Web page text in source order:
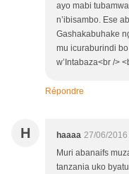
ayo mabi
n’ibisambo. Ese
Gashakabuhake
mu icuraburindi
w’Intabaza<br />
Répondre
H haaaa 27/06/2016
Muri abanaifs
tanzania uko